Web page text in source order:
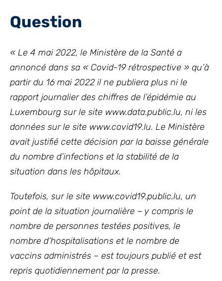
Question
« Le 4 mai 2022, le Ministère de la Santé a
annoncé dans sa « Covid-19 rétrospective » qu’à
partir du 16 mai 2022 il ne publiera plus ni le
rapport journalier des chiffres de l’épidémie au
Luxembourg sur le site www.data.public.lu, ni les
données sur le site www.covid19.lu. Le Ministère
avait justifié cette décision par la baisse générale
du nombre d’infections et la stabilité de la
situation dans les hôpitaux.
Toutefois, sur le site www.covid19.public.lu, un
point de la situation journalière – y compris le
nombre de personnes testées positives, le
nombre d’hospitalisations et le nombre de
vaccins administrés – est toujours publié et est
repris quotidiennement par la presse.